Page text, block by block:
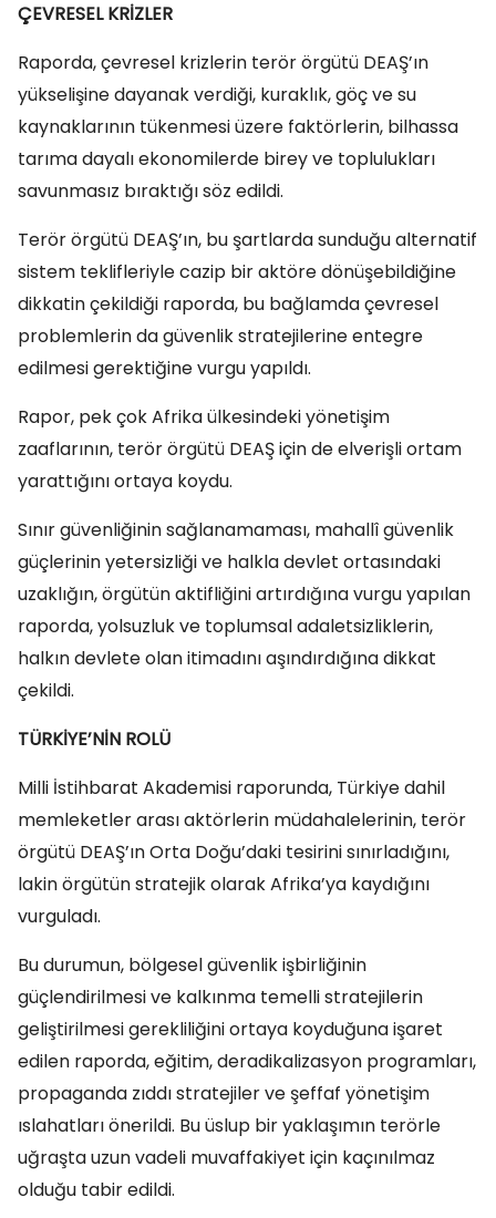
ÇEVRESEL KRİZLER
Raporda, çevresel krizlerin terör örgütü DEAŞ’ın
yükselişine dayanak verdiği, kuraklık, göç ve su
kaynaklarının tükenmesi üzere faktörlerin, bilhassa
tarıma dayalı ekonomilerde birey ve toplulukları
savunmasız bıraktığı söz edildi.
Terör örgütü DEAŞ’ın, bu şartlarda sunduğu alternatif
sistem teklifleriyle cazip bir aktöre dönüşebildiğine
dikkatin çekildiği raporda, bu bağlamda çevresel
problemlerin da güvenlik stratejilerine entegre
edilmesi gerektiğine vurgu yapıldı.
Rapor, pek çok Afrika ülkesindeki yönetişim
zaaflarının, terör örgütü DEAŞ için de elverişli ortam
yarattığını ortaya koydu.
Sınır güvenliğinin sağlanamaması, mahallî güvenlik
güçlerinin yetersizliği ve halkla devlet ortasındaki
uzaklığın, örgütün aktifliğini artırdığına vurgu yapılan
raporda, yolsuzluk ve toplumsal adaletsizliklerin,
halkın devlete olan itimadını aşındırdığına dikkat
çekildi.
TÜRKİYE’NİN ROLÜ
Milli İstihbarat Akademisi raporunda, Türkiye dahil
memleketler arası aktörlerin müdahalelerinin, terör
örgütü DEAŞ’ın Orta Doğu’daki tesirini sınırladığını,
lakin örgütün stratejik olarak Afrika’ya kaydığını
vurguladı.
Bu durumun, bölgesel güvenlik işbirliğinin
güçlendirilmesi ve kalkınma temelli stratejilerin
geliştirilmesi gerekliliğini ortaya koyduğuna işaret
edilen raporda, eğitim, deradikalizasyon programları,
propaganda zıddı stratejiler ve şeffaf yönetişim
ıslahatları önerildi. Bu üslup bir yaklaşımın terörle
uğraşta uzun vadeli muvaffakiyet için kaçınılmaz
olduğu tabir edildi.